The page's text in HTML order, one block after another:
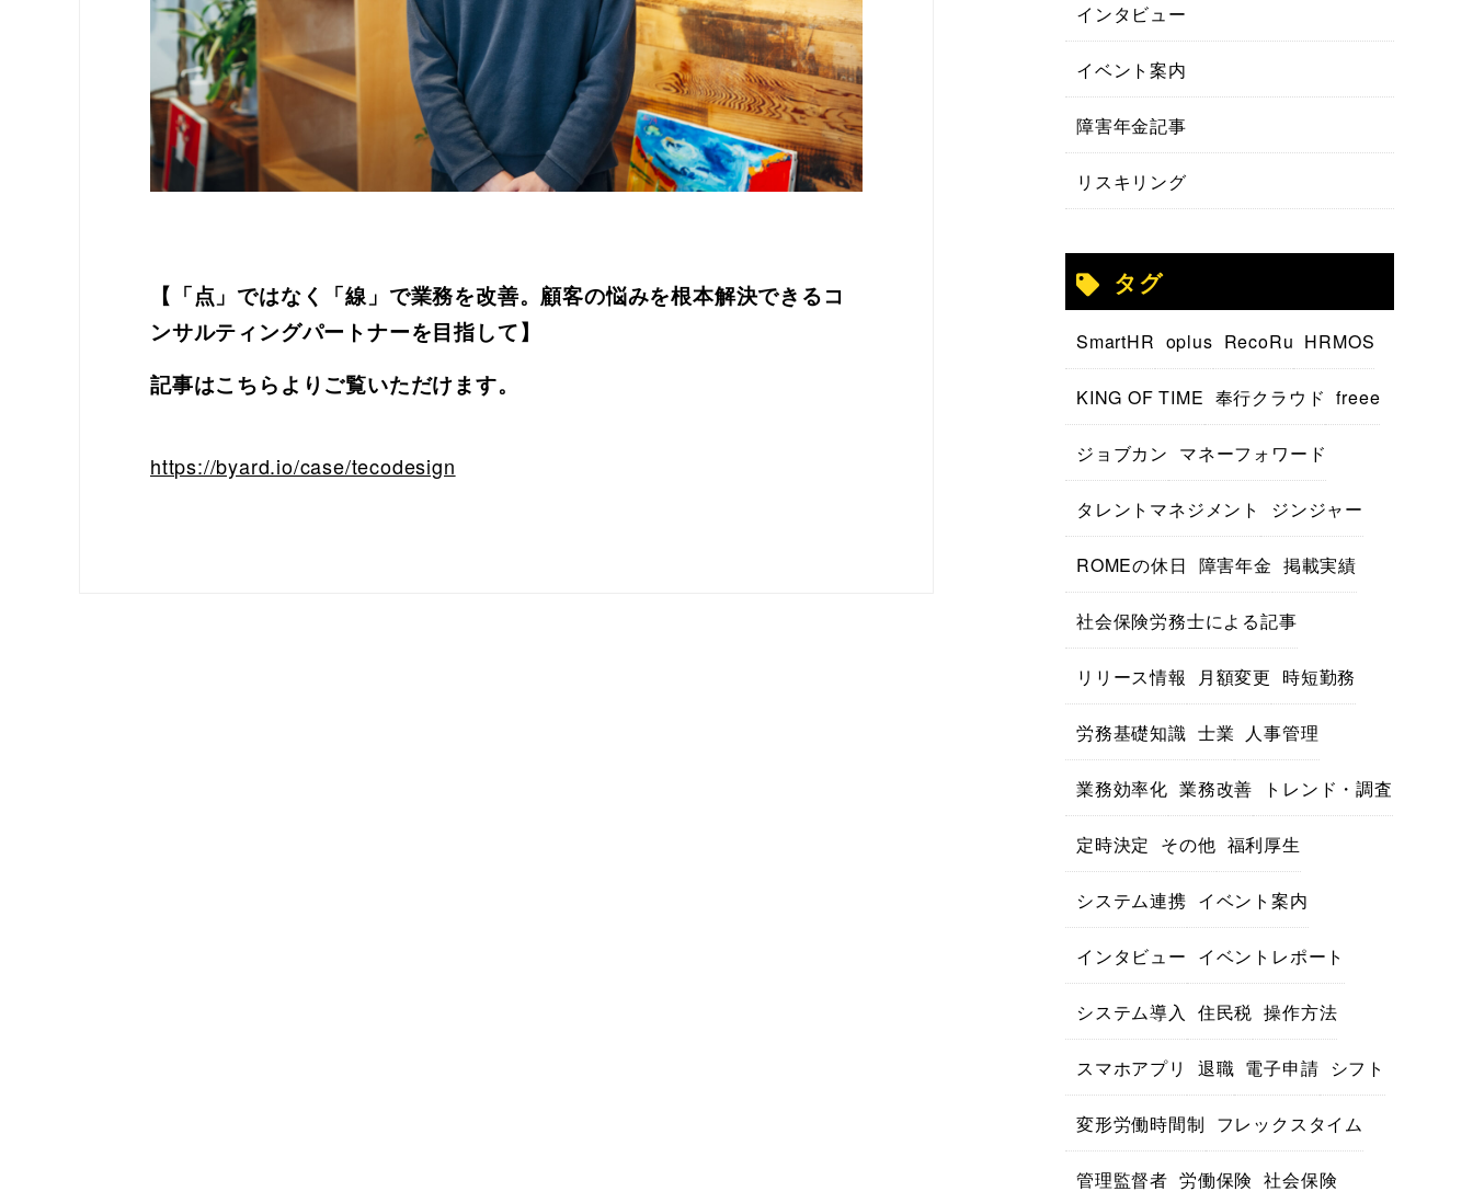
【「点」ではなく「線」で業務を改善。顧客の悩みを根本解決できるコ
ンサルティングパートナーを目指して】
記事はこちらよりご覧いただけます。
https://byard.io/case/tecodesign
インタビュー
イベント案内
障害年金記事
リスキリング
タグ
SmartHR oplus RecoRu HRMOS
KING OF TIME 奉行クラウド freee
ジョブカン マネーフォワード
タレントマネジメント ジンジャー
ROMEの休日 障害年金 掲載実績
社会保険労務士による記事
リリース情報 月額変更 時短勤務
労務基礎知識 士業 人事管理
業務効率化 業務改善 トレンド・調査
定時決定 その他 福利厚生
システム連携 イベント案内
インタビュー イベントレポート
システム導入 住民税 操作方法
スマホアプリ 退職 電子申請 シフト
変形労働時間制 フレックスタイム
管理監督者 労働保険 社会保険